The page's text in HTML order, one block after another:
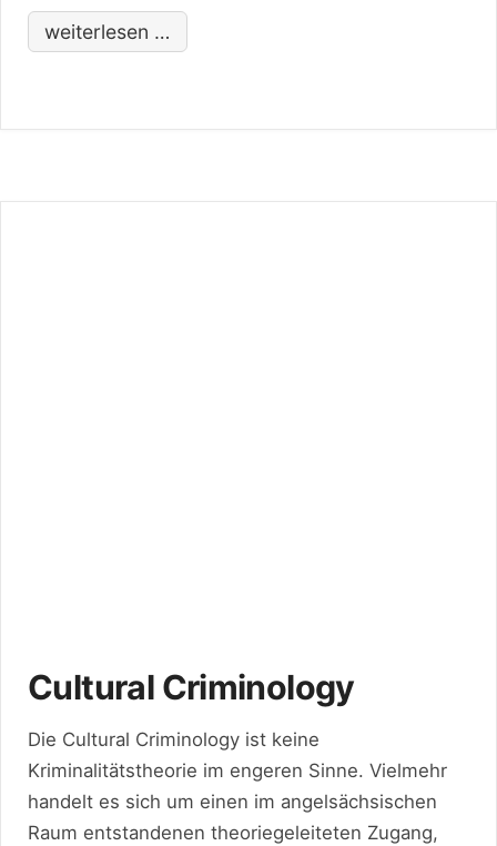
Formen von Kontrolle, Selbstwirksamkeit und
Identität. Merkzettel Edgework (Stephen Lyng)
weiterlesen …
Cultural Criminology
Die Cultural Criminology ist keine
Kriminalitätstheorie im engeren Sinne. Vielmehr
handelt es sich um einen im angelsächsischen
Raum entstandenen theoriegeleiteten Zugang,